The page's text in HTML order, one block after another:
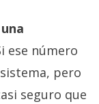
ese número
pero
seguro que